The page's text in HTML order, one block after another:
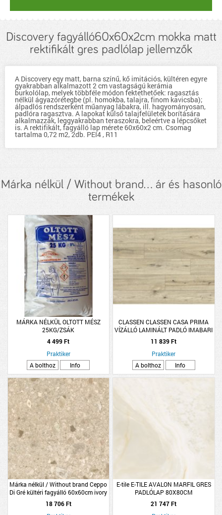
Discovery fagyálló60x60x2cm mokka matt
rektifikált gres padlólap jellemzők
A Discovery egy matt, barna színű, kő imitációs, kültéren egyre
gyakrabban alkalmazott 2 cm vastagságú kerámia
burkolólap, melyek többféle módon fektethetőek: ragasztás
nélkül ágyazórétegbe (pl. homokba, talajra, finom kavicsba);
álpadlós rendszerként műanyag lábakra, ill. hagyományosan,
padlóra ragasztva. A lapokat külső talajfelületek borítására
alkalmazzák, leggyakrabban teraszokra, beleértve a lépcsőket
is. A rektifikált, fagyálló lap mérete 60x60x2 cm. Csomag
tartalma 0,72 m2, 2db. PEI4 , R11
Márka nélkül / Without brand... ár és hasonló
termékek
MÁRKA NÉLKÜL OLTOTT MÉSZ
25KG/ZSÁK
4 499 Ft
Praktiker
A bolthoz
Info
CLASSEN CLASSEN CASA PRIMA
VÍZÁLLÓ LAMINÁLT PADLÓ IMABARI
TÖLGY 1285X192X7MM,
2.467M2/CSOMAG, K33
11 839 Ft
Praktiker
A bolthoz
Info
Márka nélkül / Without brand Ceppo
Di Gré kültéri fagyálló 60x60cm ivory
rektifikált gres padlólap
18 706 Ft
E-tile E-TILE AVALON MARFIL GRES
PADLÓLAP 80X80CM
1,28M2/CSOMAG BÉZS PEI3 &lt;R9
21 747 Ft